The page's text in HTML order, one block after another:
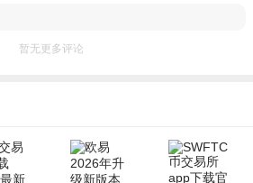
暂无更多评论